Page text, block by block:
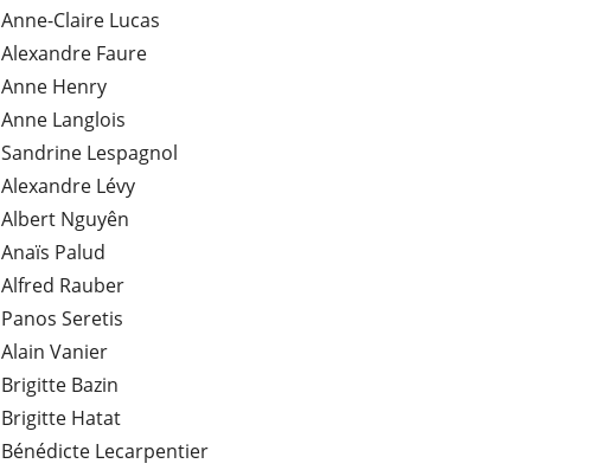
Anne-Claire Lucas
Alexandre Faure
Anne Henry
Anne Langlois
Sandrine Lespagnol
Alexandre Lévy
Albert Nguyên
Anaïs Palud
Alfred Rauber
Panos Seretis
Alain Vanier
Brigitte Bazin
Brigitte Hatat
Bénédicte Lecarpentier